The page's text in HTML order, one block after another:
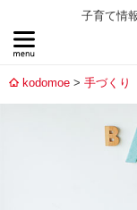
子育て情
kodomoe 手づくり